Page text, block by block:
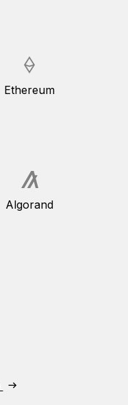
Ethereum
Algorand